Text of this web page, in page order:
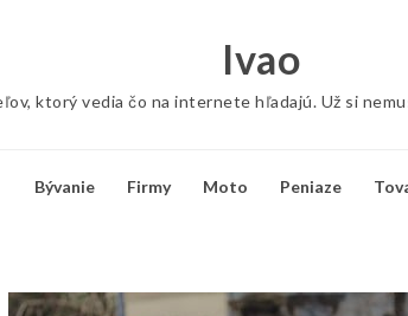
Ivao
ktorý vedia čo na internete hľadajú. Už si
Bývanie Firmy Moto Peniaze